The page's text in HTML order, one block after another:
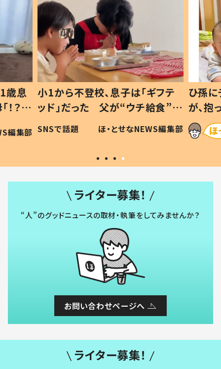
歳息
？」
編集部
小1から不登校、息子は「ギフテ
ッド」だった 父が“ウチ給食”を
作り続ける理由とは #令和の親
#令和の子
SNSで話題 ほ・とせなNEWS編集部
ひ孫
が、
「涙が
い」
ライター募集！
“人”のグッドニュースの取材・執筆をしてみませんか？
お問い合わせページへ
ライター募集！